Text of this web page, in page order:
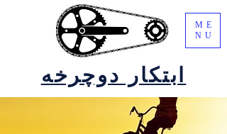
ابتکار دوچرخه
ME
NU